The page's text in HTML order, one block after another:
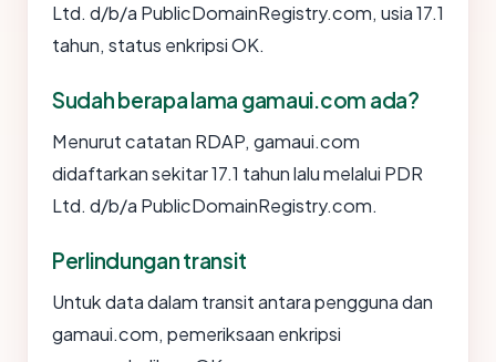
Ltd. d/b/a PublicDomainRegistry.com, usia 17.1
tahun, status enkripsi OK.
Sudah berapa lama gamaui.com ada?
Menurut catatan RDAP, gamaui.com
didaftarkan sekitar 17.1 tahun lalu melalui PDR
Ltd. d/b/a PublicDomainRegistry.com.
Perlindungan transit
Untuk data dalam transit antara pengguna dan
gamaui.com, pemeriksaan enkripsi